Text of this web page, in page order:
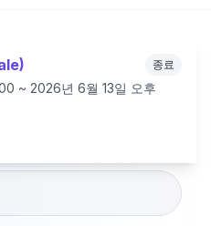
종료
~ 2026년 6월 13일 오후